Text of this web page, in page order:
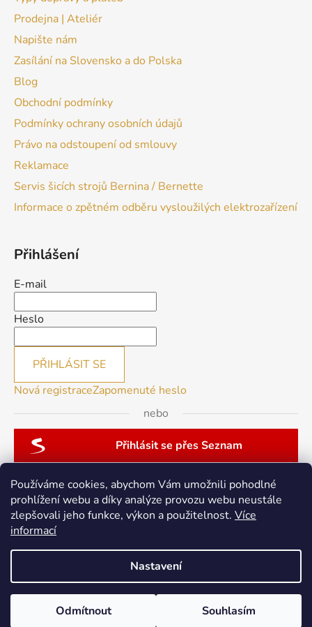
Používáme cookies, abychom Vám umožnili pohodlné
prohlížení webu a díky analýze provozu webu neustále
zlepšovali jeho funkce, výkon a použitelnost. Více
informací
Nastavení
Odmítnout Souhlasím
Prodejna | Ateliér
Napište nám
Zasílání na Slovensko a do Polska
Blog
Obchodní podmínky
Podmínky ochrany osobních údajů
Právo na odstoupení od smlouvy
Reklamace
Servis šicích strojů Bernina / Bernette
Informace o zpětném odběru vysloužilých elektrozařízení
Přihlášení
E-mail
Heslo
PŘIHLÁSIT SE
Nová registraceZapomenuté heslo
nebo
Přihlásit se přes Seznam
patchwork-aja.cz
Vytvořil Shoptet
Copyright 2026berninacentrum-av.cz. Všechna práva